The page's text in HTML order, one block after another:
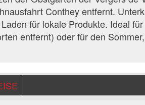
Conthey entfernt.
für lokale Produkte. Ideal
entfernt) oder für den